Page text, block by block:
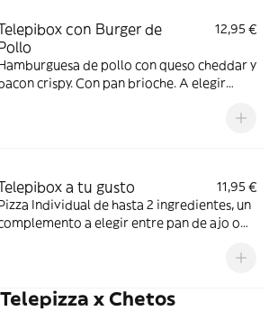
con Burger de
12,95 €
de pollo con queso cheddar y
crispy. Con pan brioche. A elegir
Acompañada de una ración de patatas gajo
a tu gusto
11,95 €
Individual de hasta 2 ingredientes, un
a elegir entre pan de ajo o
x Chetos